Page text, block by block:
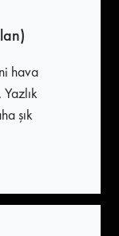
hava
şık